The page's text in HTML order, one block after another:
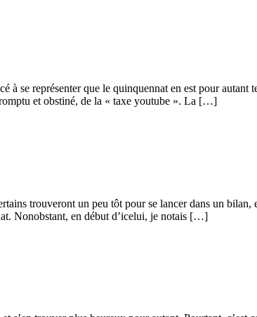
à se représenter que le quinquennat en est pour
et obstiné, de la « taxe youtube ». La […]
trouveront un peu tôt pour se lancer dans un
Nonobstant, en début d’icelui, je notais […]